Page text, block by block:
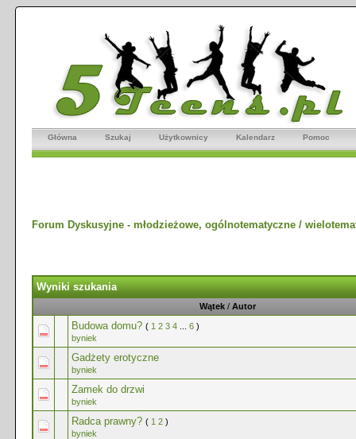
Główna Szukaj Użytkownicy Kalendarz Pomoc
Forum Dyskusyjne - młodzieżowe, ogólnotematyczne /
Wyniki szukania
Wątek / Autor
Budowa domu? ( 1 2 3 4 6 )
byniek
Gadżety erotyczne
byniek
Zamek do drzwi
byniek
Radca prawny? ( 1 2 )
byniek